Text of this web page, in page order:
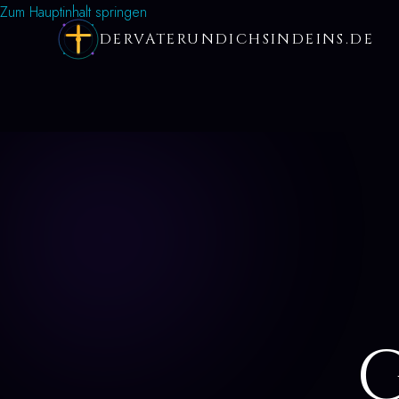
Zum Hauptinhalt springen
DERVATERUNDICHSINDEINS.DE